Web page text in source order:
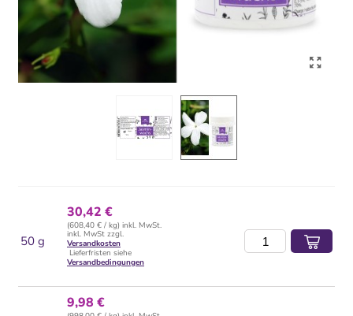
50 g
30,42 €
(608,40 € / kg) inkl. MwSt.
inkl. MwSt zzgl.
Versandkosten
Lieferfristen siehe
Versandbedingungen
9,98 €